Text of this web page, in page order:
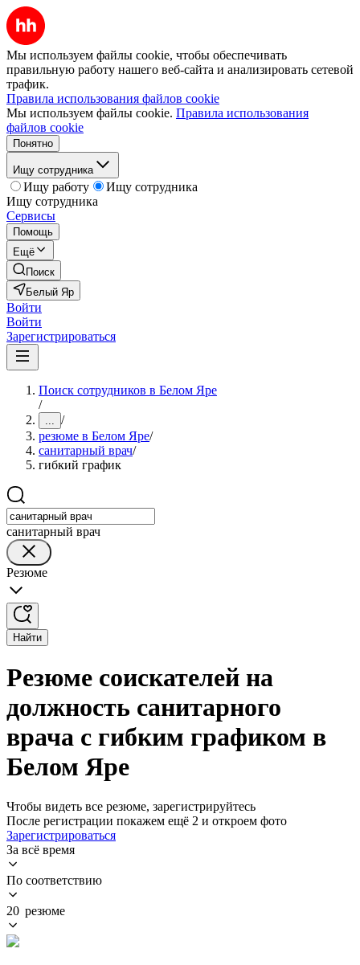
Мы используем файлы cookie, чтобы обеспечивать
правильную работу нашего веб-сайта и анализировать сетевой
трафик.
Правила использования файлов cookie
Мы используем файлы cookie. Правила использования
файлов cookie
Понятно
Ищу сотрудника
Ищу работу
Ищу сотрудника
Ищу сотрудника
Сервисы
Помощь
Ещё
Поиск
Белый Яр
Войти
Войти
Зарегистрироваться
Поиск сотрудников в Белом Яре
/
... /
резюме в Белом Яре/
санитарный врач/
гибкий график
санитарный врач
Резюме
Найти
Резюме соискателей на
должность санитарного
врача с гибким графиком в
Белом Яре
Чтобы видеть все резюме, зарегистрируйтесь
После регистрации покажем ещё 2 и откроем фото
Зарегистрироваться
За всё время
По соответствию
20 резюме